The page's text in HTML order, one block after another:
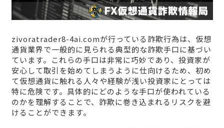
zivoratrader8-4ai.comが行っている詐欺行為は、仮想
通貨業界で一般的に見られる典型的な詐欺手口に基づい
ています。これらの手口は非常に巧妙であり、投資家が
安心して取引を始めてしまうように仕向けるため、初め
て仮想通貨に触れる人々や経験が浅い投資家にとっては
特に危険です。具体的にどのような手口が使われている
のかを理解することで、詐欺に巻き込まれるリスクを避
けることができます。